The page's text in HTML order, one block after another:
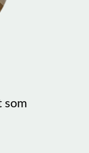
som